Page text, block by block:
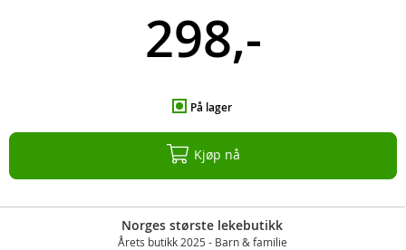
298,-
På lager
Kjøp nå
Norges største lekebutikk
Årets butikk 2025 - Barn & familie